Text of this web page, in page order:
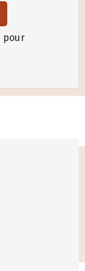
pour